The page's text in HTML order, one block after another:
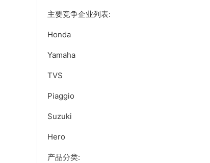
主要竞争企业列表:
Honda
Yamaha
TVS
Piaggio
Suzuki
Hero
产品分类: